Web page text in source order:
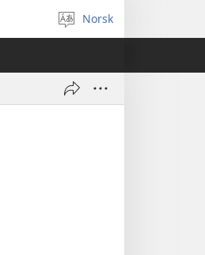
Velg
språk
Norsk